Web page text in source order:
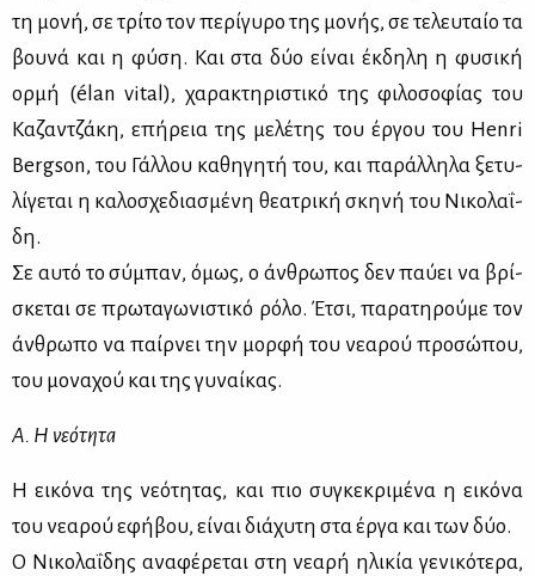
τη μο­νή, σε τρί­το τον πε­ρί­γυ­ρο της μο­νής, σε τε­λευ­ταίο τα
βου­νά και η φύ­ση. Και στα δύο εί­ναι έκ­δη­λη η φυ­σι­κή
ορ­μή (élan vital), χα­ρα­κτη­ρι­στι­κό της φι­λο­σο­φί­ας του
Κα­ζαν­τζά­κη, επή­ρεια της με­λέ­της του έρ­γου του Henri
Bergson, του Γάλ­λου κα­θη­γη­τή του, και πα­ράλ­λη­λα ξε­τυ­
λί­γε­ται η κα­λο­σχε­δια­σμέ­νη θε­α­τρι­κή σκη­νή του Νι­κο­λα­ΐ­
δη.
Σε αυ­τό το σύ­μπαν, όμως, ο άν­θρω­πος δεν παύ­ει να βρί­
σκε­ται σε πρω­τα­γω­νι­στι­κό ρό­λο. Έτσι, πα­ρα­τη­ρού­με τον
άν­θρω­πο να παίρ­νει την μορ­φή του νε­α­ρού προ­σώ­που,
του μο­να­χού και της γυ­ναί­κας.
Α. Η νε­ό­τη­τα
Η ει­κό­να της νε­ό­τη­τας, και πιο συ­γκε­κρι­μέ­να η ει­κό­να
του νε­α­ρού εφή­βου, εί­ναι διά­χυ­τη στα έρ­γα και των δύο.
Ο Νι­κο­λα­ΐ­δης ανα­φέ­ρε­ται στη νε­α­ρή ηλι­κία γε­νι­κό­τε­ρα,